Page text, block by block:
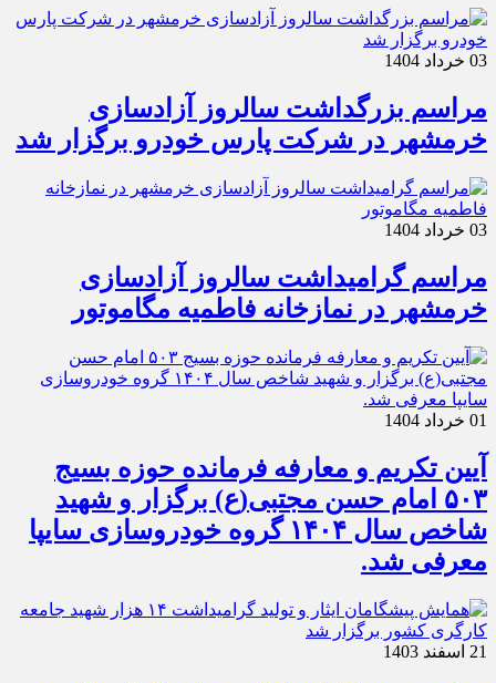
03 خرداد 1404
مراسم بزرگداشت سالروز آزادسازی
خرمشهر در شرکت پارس خودرو برگزار شد
03 خرداد 1404
مراسم گرامیداشت سالروز آزادسازی
خرمشهر در نمازخانه فاطمیه مگاموتور
01 خرداد 1404
آیین تکریم و معارفه فرمانده حوزه بسیج
۵۰۳ امام حسن مجتبی(ع) برگزار و شهید
شاخص سال ۱۴۰۴ گروه خودروسازی سایپا
معرفی شد.
21 اسفند 1403